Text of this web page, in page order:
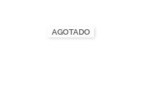
AGOTADO